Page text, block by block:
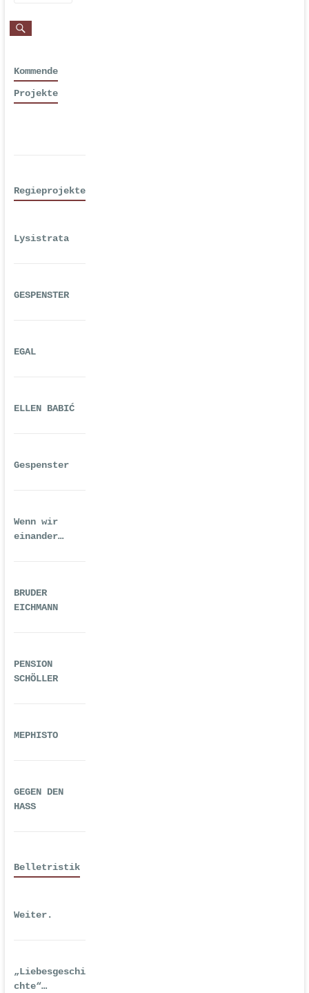
Kommende
Projekte
Regieprojekte
Lysistrata
GESPENSTER
EGAL
ELLEN BABIĆ
Gespenster
Wenn wir
einander
BRUDER
EICHMANN
PENSION
SCHÖLLER
MEPHISTO
GEGEN DEN
HASS
Belletristik
Weiter.
„Liebesgeschi
chte“